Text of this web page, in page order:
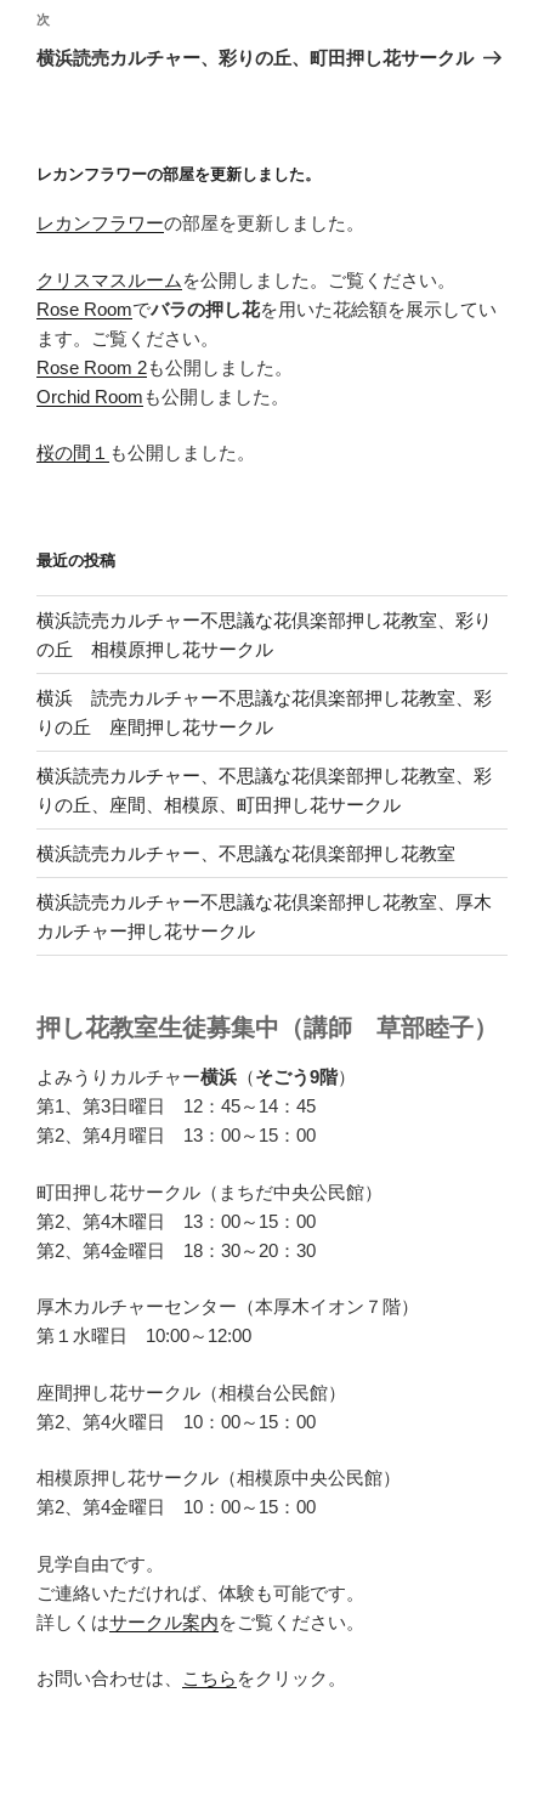
ビ
ゲ
ン
稿
次
の
次
横浜読売カルチャー、彩りの丘、町田押し花サークル
レカンフラワーの部屋を更新しました。
レカンフラワーの部屋を更新しました。
クリスマスルーム を公開しました。ご覧ください。
Rose Roomでバラの押し花を用いた花絵額を展示してい
ます。ご覧ください。
Rose Room 2も公開しました。
Orchid Room も公開しました。
桜の間１ も公開しました。
最近の投稿
横浜読売カルチャー不思議な花倶楽部押し花教室、彩り
の丘 相模原押し花サークル
横浜 読売カルチャー不思議な花倶楽部押し花教室、彩
りの丘 座間押し花サークル
横浜読売カルチャー、不思議な花倶楽部押し花教室、彩
りの丘、座間、相模原、町田押し花サークル
横浜読売カルチャー、不思議な花倶楽部押し花教室
横浜読売カルチャー不思議な花倶楽部押し花教室、厚木
カルチャー押し花サークル
押し花教室生徒募集中（講師 草部睦子）
よみうりカルチャー横浜 （そごう9階）
第1、第3日曜日 12：45～14：45
第2、第4月曜日 13：00～15：00
町田押し花サークル（まちだ中央公民館）
第2、第4木曜日 13：00～15：00
第2、第4金曜日 18：30～20：30
厚木カルチャーセンター（本厚木イオン７階）
第１水曜日 10:00～12:00
座間押し花サークル（相模台公民館）
第2、第4火曜日 10：00～15：00
相模原押し花サークル（相模原中央公民館）
第2、第4金曜日 10：00～15：00
見学自由です。
ご連絡いただければ、体験も可能です。
詳しくはサークル案内をご覧ください。
お問い合わせは、 こちら をクリック。